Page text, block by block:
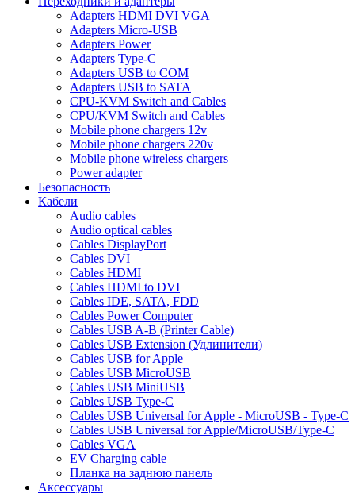
Adapters HDMI DVI VGA
Adapters Micro-USB
Adapters Power
Adapters Type-C
Adapters USB to COM
Adapters USB to SATA
CPU-KVM Switch and Cables
CPU/KVM Switch and Cables
Mobile phone chargers 12v
Mobile phone chargers 220v
Mobile phone wireless chargers
Power adapter
Безопасность
Кабели
Audio cables
Audio optical cables
Cables DisplayPort
Cables DVI
Cables HDMI
Cables HDMI to DVI
Cables IDE, SATA, FDD
Cables Power Computer
Cables USB A-B (Printer Cable)
Cables USB Extension (Удлинители)
Cables USB for Apple
Cables USB MicroUSB
Cables USB MiniUSB
Cables USB Type-C
Cables USB Universal for Apple - MicroUSB - Type-C
Cables USB Universal for Apple/MicroUSB/Type-C
Cables VGA
EV Charging cable
Планка на заднюю панель
Аксессуары